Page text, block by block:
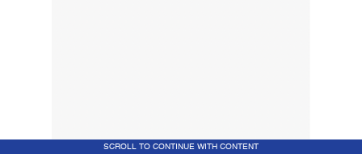
SCROLL TO CONTINUE WITH CONTENT